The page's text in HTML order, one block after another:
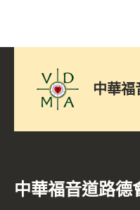
中華福
中華福音道路德